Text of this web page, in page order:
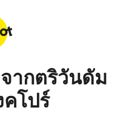
ากตริวันดัม
โปร์